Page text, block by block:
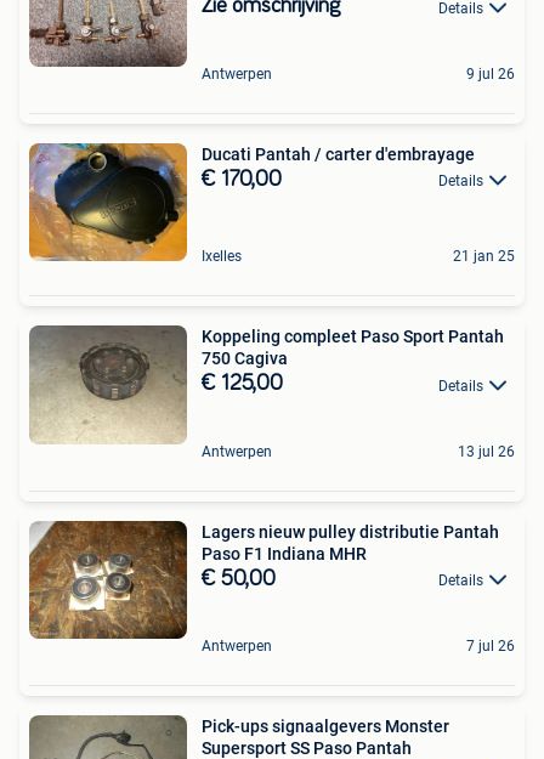
Zie omschrijving Details
Antwerpen 9 jul 26
Ducati Pantah / carter d'embrayage
€ 170,00 Details
Ixelles 21 jan 25
Koppeling compleet Paso Sport Pantah
750 Cagiva
€ 125,00 Details
Antwerpen 13 jul 26
Lagers nieuw pulley distributie Pantah
Paso F1 Indiana MHR
€ 50,00 Details
Antwerpen 7 jul 26
Pick-ups signaalgevers Monster
Supersport SS Paso Pantah